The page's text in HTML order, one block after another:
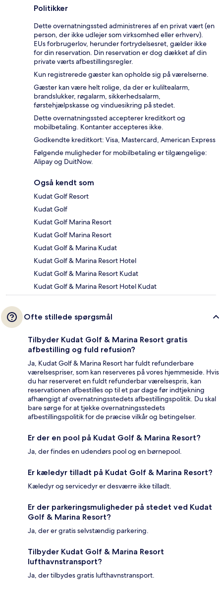
Politikker
Dette overnatningssted administreres af en privat vært (en
person, der ikke udlejer som virksomhed eller erhverv).
EUs forbrugerlov, herunder fortrydelsesret, gælder ikke
for din reservation. Din reservation er dog dækket af din
private værts afbestillingsregler.
Kun registrerede gæster kan opholde sig på værelserne.
Gæster kan være helt rolige, da der er kuliltealarm,
brandslukker, røgalarm, sikkerhedsalarm,
førstehjælpskasse og vinduesikring på stedet.
Dette overnatningssted accepterer kreditkort og
mobilbetaling. Kontanter accepteres ikke.
Godkendte kreditkort: Visa, Mastercard, American Express
Følgende muligheder for mobilbetaling er tilgængelige:
Alipay og DuitNow.
Også kendt som
Kudat Golf Resort
Kudat Golf
Kudat Golf Marina Resort
Kudat Golf Marina Resort
Kudat Golf & Marina Kudat
Kudat Golf & Marina Resort Hotel
Kudat Golf & Marina Resort Kudat
Kudat Golf & Marina Resort Hotel Kudat
Ofte stillede spørgsmål
Tilbyder Kudat Golf & Marina Resort gratis
afbestilling og fuld refusion?
Ja, Kudat Golf & Marina Resort har fuldt refunderbare
værelsespriser, som kan reserveres på vores hjemmeside. Hvis
du har reserveret en fuldt refunderbar værelsespris, kan
reservationen afbestilles op til et par dage før indtjekning
afhængigt af overnatningsstedets afbestillingspolitik. Du skal
bare sørge for at tjekke overnatningsstedets
afbestillingspolitik for de præcise vilkår og betingelser.
Er der en pool på Kudat Golf & Marina Resort?
Ja, der findes en udendørs pool og en børnepool.
Er kæledyr tilladt på Kudat Golf & Marina Resort?
Kæledyr og servicedyr er desværre ikke tilladt.
Er der parkeringsmuligheder på stedet ved Kudat
Golf & Marina Resort?
Ja, der er gratis selvstændig parkering.
Tilbyder Kudat Golf & Marina Resort
lufthavnstransport?
Ja, der tilbydes gratis lufthavnstransport.